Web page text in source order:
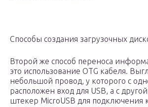
Способы создания загрузочных
Второй же способ переноса
это использование OTG кабеля.
небольшой провод, у которого с
расположен вход для USB, а с
штекер MicroUSB для подключения